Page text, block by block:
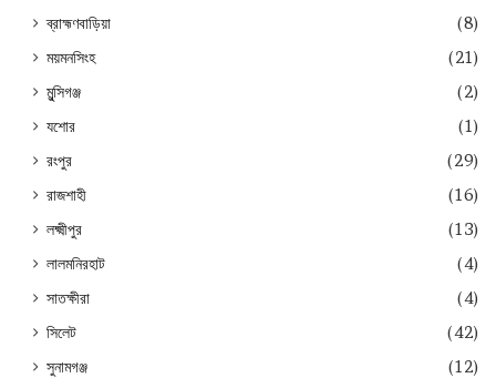
ব্রাহ্মণবাড়িয়া
(8)
ময়মনসিংহ
(21)
মুন্সিগঞ্জ
(2)
যশোর
(1)
রংপুর
(29)
রাজশাহী
(16)
লক্ষ্মীপুর
(13)
লালমনিরহাট
(4)
সাতক্ষীরা
(4)
সিলেট
(42)
সুনামগঞ্জ
(12)